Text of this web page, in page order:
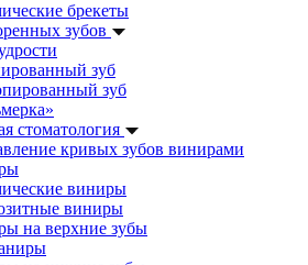
брекеты
зубов
зуб
зуб
стоматология
кривых зубов винирами
виниры
виниры
на верхние зубы